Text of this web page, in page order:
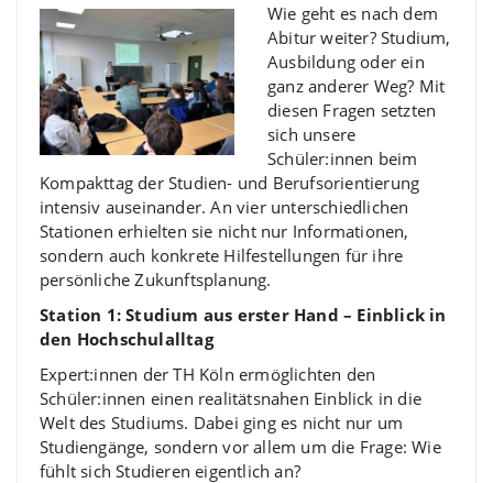
Wie geht es nach dem
Abitur weiter? Studium,
Ausbildung oder ein
ganz anderer Weg? Mit
diesen Fragen setzten
sich unsere
Schüler:innen beim
Kompakttag der Studien- und Berufsorientierung
intensiv auseinander. An vier unterschiedlichen
Stationen erhielten sie nicht nur Informationen,
sondern auch konkrete Hilfestellungen für ihre
persönliche Zukunftsplanung.
Station 1: Studium aus erster Hand – Einblick in
den Hochschulalltag
Expert:innen der TH Köln ermöglichten den
Schüler:innen einen realitätsnahen Einblick in die
Welt des Studiums. Dabei ging es nicht nur um
Studiengänge, sondern vor allem um die Frage: Wie
fühlt sich Studieren eigentlich an?